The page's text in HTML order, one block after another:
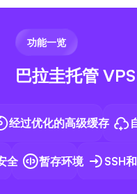
VS 代码
功能一览
巴拉圭托管
优化的高级缓存 自动
暂存环境 SSH和